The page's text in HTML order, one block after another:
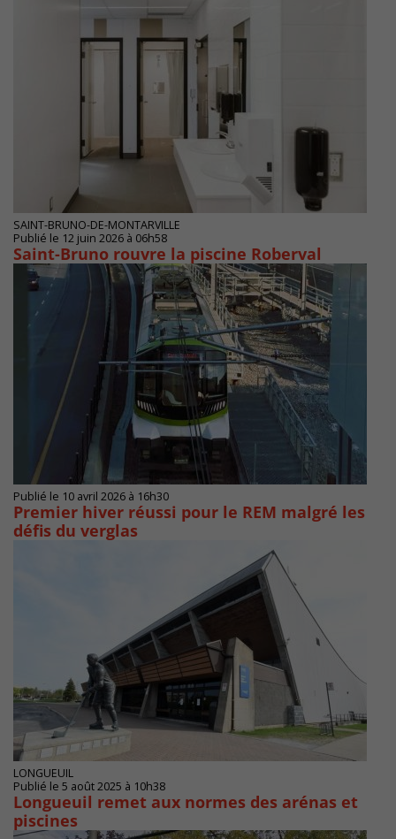
SAINT-BRUNO-DE-MONTARVILLE
Publié le 12 juin 2026 à 06h58
Saint-Bruno rouvre la piscine Roberval
Publié le 10 avril 2026 à 16h30
Premier hiver réussi pour le REM malgré les
défis du verglas
LONGUEUIL
Publié le 5 août 2025 à 10h38
Longueuil remet aux normes des arénas et
piscines